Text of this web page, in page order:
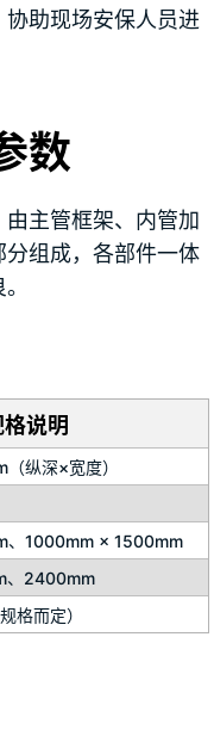
助现场安保人员进
数
主管框架、内管加
组成，各部件一体
说明
纵深×宽度）
、1000mm × 1500mm
、2400mm
格而定）